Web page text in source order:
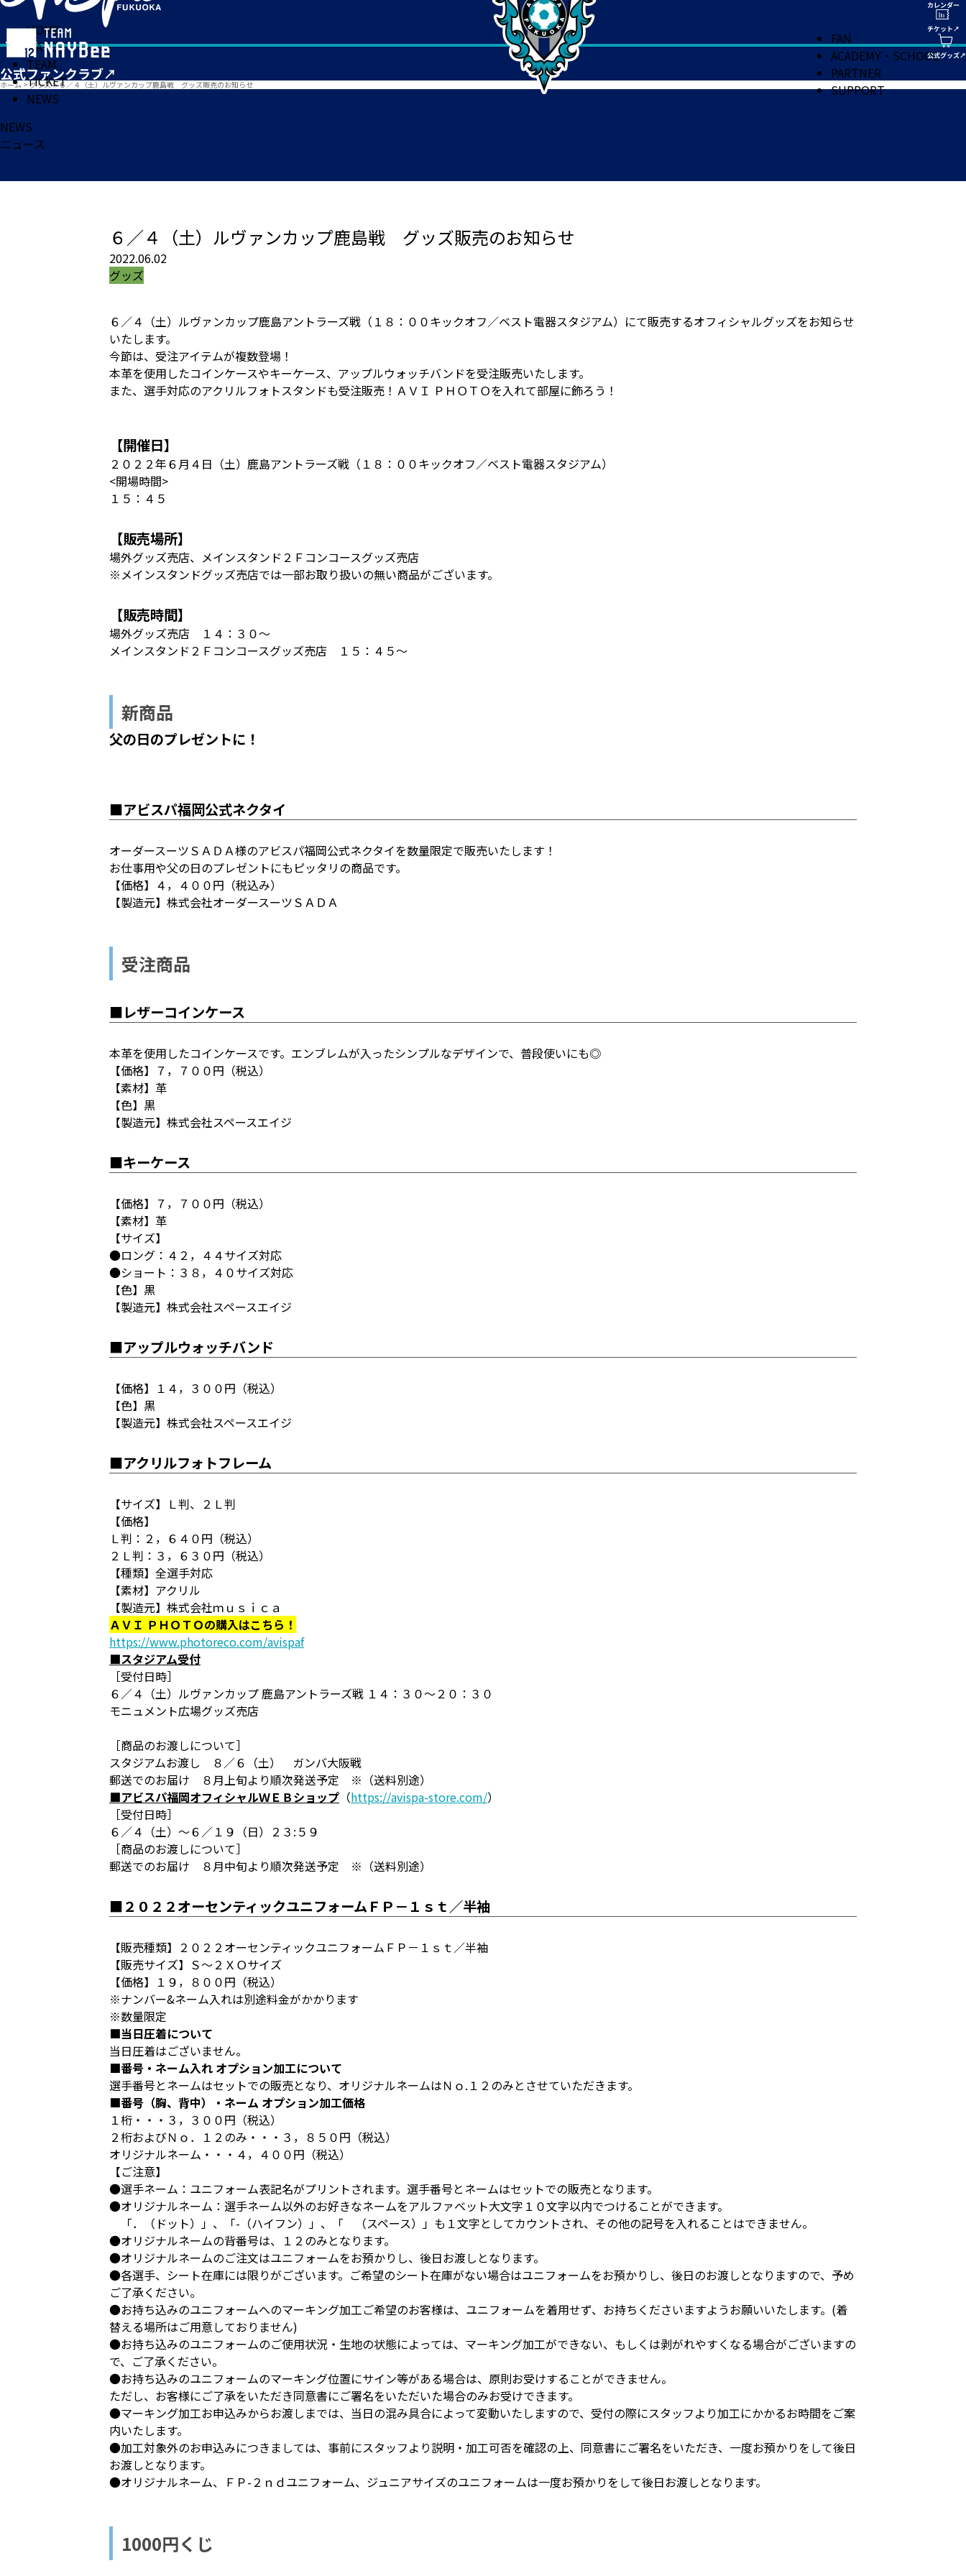
HOME
MATCH
TEAM
TICKET
NEWS
FAN
ACADEMY・SCHOOL
PARTNER
SUPPORT
ホーム > グッズ>６／４（土）ルヴァンカップ鹿島戦 グッズ販売のお知らせ
NEWS
ニュース
６／４（土）ルヴァンカップ鹿島戦 グッズ販売のお知らせ
2022.06.02
グッズ
６／４（土）ルヴァンカップ鹿島アントラーズ戦（１８：００キックオフ／ベスト電器スタジアム）にて販売するオフィシャルグッズをお知らせ
いたします。
今節は、受注アイテムが複数登場！
本革を使用したコインケースやキーケース、アップルウォッチバンドを受注販売いたします。
また、選手対応のアクリルフォトスタンドも受注販売！ＡＶＩ ＰＨＯＴＯを入れて部屋に飾ろう！
【開催日】
２０２２年６月４日（土）鹿島アントラーズ戦（１８：００キックオフ／ベスト電器スタジアム）
<開場時間>
１５：４５
【販売場所】
場外グッズ売店、メインスタンド２Ｆコンコースグッズ売店
※メインスタンドグッズ売店では一部お取り扱いの無い商品がございます。
【販売時間】
場外グッズ売店 １４：３０～
メインスタンド２Ｆコンコースグッズ売店 １５：４５～
新商品
父の日のプレゼントに！
■アビスパ福岡公式ネクタイ
オーダースーツＳＡＤＡ様のアビスパ福岡公式ネクタイを数量限定で販売いたします！
お仕事用や父の日のプレゼントにもピッタリの商品です。
【価格】４，４００円（税込み）
【製造元】株式会社オーダースーツＳＡＤＡ
受注商品
■レザーコインケース
本革を使用したコインケースです。エンブレムが入ったシンプルなデザインで、普段使いにも◎
【価格】７，７００円（税込）
【素材】革
【色】黒
【製造元】株式会社スペースエイジ
■キーケース
【価格】７，７００円（税込）
【素材】革
【サイズ】
●ロング：４２，４４サイズ対応
●ショート：３８，４０サイズ対応
【色】黒
【製造元】株式会社スペースエイジ
■アップルウォッチバンド
【価格】１４，３００円（税込）
【色】黒
【製造元】株式会社スペースエイジ
■アクリルフォトフレーム
【サイズ】Ｌ判、２Ｌ判
【価格】
Ｌ判：２，６４０円（税込）
２Ｌ判：３，６３０円（税込）
【種類】全選手対応
【素材】アクリル
【製造元】株式会社ｍｕｓｉｃａ
ＡＶＩ ＰＨＯＴＯの購入はこちら！
https://www.photoreco.com/avispaf
■スタジアム受付
［受付日時］
６／４（土）ルヴァンカップ 鹿島アントラーズ戦 １４：３０～２０：３０
モニュメント広場グッズ売店
［商品のお渡しについて］
スタジアムお渡し ８／６（土） ガンバ大阪戦
郵送でのお届け ８月上旬より順次発送予定 ※（送料別途）
■アビスパ福岡オフィシャルＷＥＢショップ （https://avispa-store.com/）
［受付日時］
６／４（土）～６／１９（日）２３:５９
［商品のお渡しについて］
郵送でのお届け ８月中旬より順次発送予定 ※（送料別途）
■２０２２オーセンティックユニフォームＦＰ－１ｓｔ／半袖
【販売種類】２０２２オーセンティックユニフォームＦＰ－１ｓｔ／半袖
【販売サイズ】Ｓ～２ＸＯサイズ
【価格】１９，８００円（税込）
※ナンバー&ネーム入れは別途料金がかかります
※数量限定
■当日圧着について
当日圧着はございません。
■番号・ネーム入れ オプション加工について
選手番号とネームはセットでの販売となり、オリジナルネームはＮｏ.１２のみとさせていただきます。
■番号（胸、背中）・ネーム オプション加工価格
１桁・・・３，３００円（税込）
２桁およびＮｏ．１２のみ・・・３，８５０円（税込）
オリジナルネーム・・・４，４００円（税込）
【ご注意】
●選手ネーム：ユニフォーム表記名がプリントされます。選手番号とネームはセットでの販売となります。
●オリジナルネーム：選手ネーム以外のお好きなネームをアルファベット大文字１０文字以内でつけることができます。
「．（ドット）」、「-（ハイフン）」、「 （スペース）」も１文字としてカウントされ、その他の記号を入れることはできません。
●オリジナルネームの背番号は、１２のみとなります。
●オリジナルネームのご注文はユニフォームをお預かりし、後日お渡しとなります。
●各選手、シート在庫には限りがございます。ご希望のシート在庫がない場合はユニフォームをお預かりし、後日のお渡しとなりますので、予め
ご了承ください。
●お持ち込みのユニフォームへのマーキング加工ご希望のお客様は、ユニフォームを着用せず、お持ちくださいますようお願いいたします。(着
替える場所はご用意しておりません)
●お持ち込みのユニフォームのご使用状況・生地の状態によっては、マーキング加工ができない、もしくは剥がれやすくなる場合がございますの
で、ご了承ください。
●お持ち込みのユニフォームのマーキング位置にサイン等がある場合は、原則お受けすることができません。
ただし、お客様にご了承をいただき同意書にご署名をいただいた場合のみお受けできます。
●マーキング加工お申込みからお渡しまでは、当日の混み具合によって変動いたしますので、受付の際にスタッフより加工にかかるお時間をご案
内いたします。
●加工対象外のお申込みにつきましては、事前にスタッフより説明・加工可否を確認の上、同意書にご署名をいただき、一度お預かりをして後日
お渡しとなります。
●オリジナルネーム、ＦＰ-２ｎｄユニフォーム、ジュニアサイズのユニフォームは一度お預かりをして後日お渡しとなります。
1000円くじ